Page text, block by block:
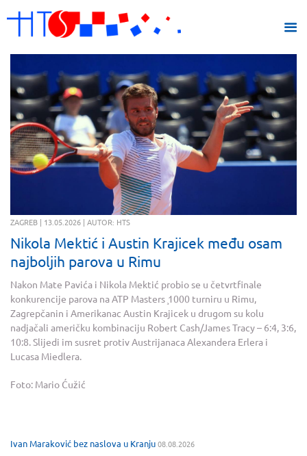
ZAGREB | 13.05.2026 | AUTOR: HTS
Nikola Mektić i Austin Krajicek među osam
najboljih parova u Rimu
Nakon Mate Pavića i Nikola Mektić probio se u četvrtfinale
konkurencije parova na ATP Masters ̧1000 turniru u Rimu,
Zagrepčanin i Amerikanac Austin Krajicek u drugom su kolu
nadjačali američku kombinaciju Robert Cash/James Tracy – 6:4, 3:6,
10:8. Slijedi im susret protiv Austrijanaca Alexandera Erlera i
Lucasa Miedlera.
Foto: Mario Ćužić
Ivan Maraković bez naslova u Kranju08.08.2026